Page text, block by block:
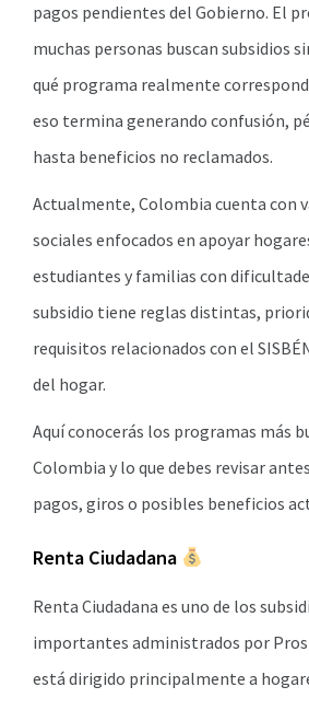
pagos pendientes del Gobierno. El
muchas personas buscan subsidios
qué programa realmente
eso termina generando confusión,
hasta beneficios no reclamados.
Actualmente, Colombia cuenta con
sociales enfocados en apoyar
estudiantes y familias con
subsidio tiene reglas distintas,
requisitos relacionados con el
del hogar.
Aquí conocerás los programas más
Colombia y lo que debes revisar
pagos, giros o posibles beneficios
Renta Ciudadana
Renta Ciudadana es uno de los
importantes administrados por
está dirigido principalmente a